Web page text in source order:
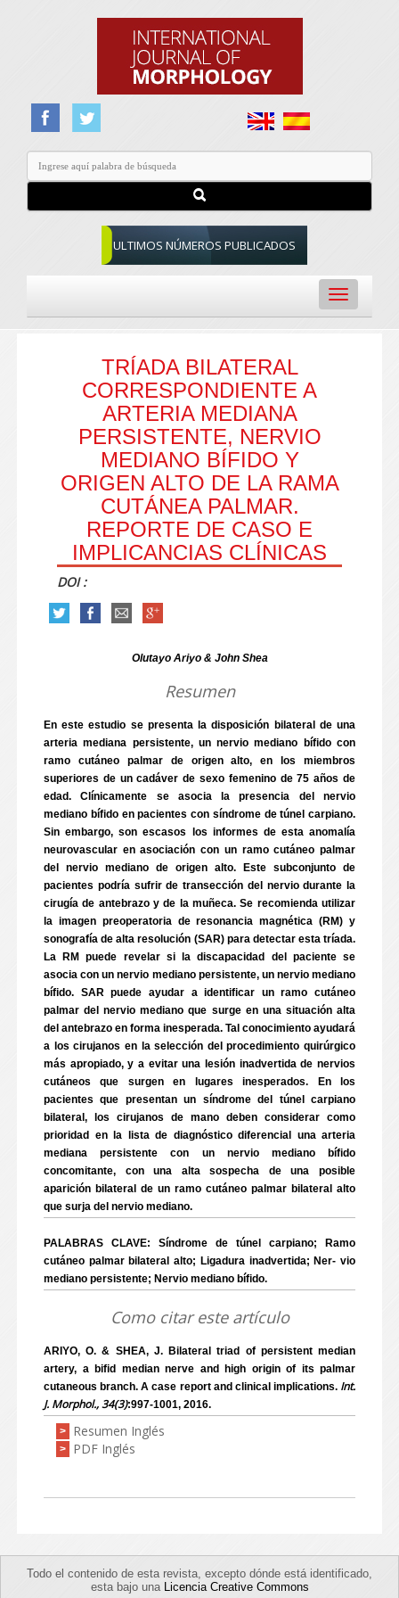
ULTIMOS NÚMEROS PUBLICADOS
Toggle
navigation
TRÍADA BILATERAL
CORRESPONDIENTE A
ARTERIA MEDIANA
PERSISTENTE, NERVIO
MEDIANO BÍFIDO Y
ORIGEN ALTO DE LA RAMA
CUTÁNEA PALMAR.
REPORTE DE CASO E
IMPLICANCIAS CLÍNICAS
DOI :
Olutayo Ariyo & John Shea
Resumen
En este estudio se presenta la disposición bilateral de una
arteria mediana persistente, un nervio mediano bífido con
ramo cutáneo palmar de origen alto, en los miembros
superiores de un cadáver de sexo femenino de 75 años de
edad. Clínicamente se asocia la presencia del nervio
mediano bífido en pacientes con síndrome de túnel carpiano.
Sin embargo, son escasos los informes de esta anomalía
neurovascular en asociación con un ramo cutáneo palmar
del nervio mediano de origen alto. Este subconjunto de
pacientes podría sufrir de transección del nervio durante la
cirugía de antebrazo y de la muñeca. Se recomienda utilizar
la imagen preoperatoria de resonancia magnética (RM) y
sonografía de alta resolución (SAR) para detectar esta tríada.
La RM puede revelar si la discapacidad del paciente se
asocia con un nervio mediano persistente, un nervio mediano
bífido. SAR puede ayudar a identificar un ramo cutáneo
palmar del nervio mediano que surge en una situación alta
del antebrazo en forma inesperada. Tal conocimiento ayudará
a los cirujanos en la selección del procedimiento quirúrgico
más apropiado, y a evitar una lesión inadvertida de nervios
cutáneos que surgen en lugares inesperados. En los
pacientes que presentan un síndrome del túnel carpiano
bilateral, los cirujanos de mano deben considerar como
prioridad en la lista de diagnóstico diferencial una arteria
mediana persistente con un nervio mediano bífido
concomitante, con una alta sospecha de una posible
aparición bilateral de un ramo cutáneo palmar bilateral alto
que surja del nervio mediano.
PALABRAS CLAVE: Síndrome de túnel carpiano; Ramo
cutáneo palmar bilateral alto; Ligadura inadvertida; Ner- vio
mediano persistente; Nervio mediano bífido.
Como citar este artículo
ARIYO, O. & SHEA, J. Bilateral triad of persistent median
artery, a bifid median nerve and high origin of its palmar
cutaneous branch. A case report and clinical implications. Int.
J. Morphol., 34(3):997-1001, 2016.
> Resumen Inglés
> PDF Inglés
Todo el contenido de esta revista, excepto dónde está identificado,
esta bajo una Licencia Creative Commons